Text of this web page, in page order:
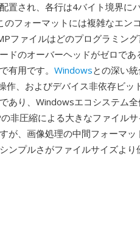
置され、各行は4バイト境界に
フォーマットには複雑なエン
ファイルはどのプログラミン
ドのオーバーヘッドがゼロで
有用です。 Windowsとの深い
作、およびデバイス非依存ビッ
あり、Windowsエコシステム
非圧縮による大きなファイル
が、画像処理の中間フォーマ
ンプルさがファイルサイズよ